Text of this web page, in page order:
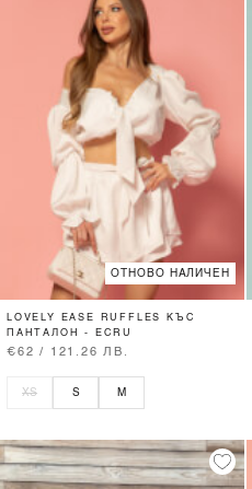
ОТНОВО НАЛИЧЕН
LOVELY EASE RUFFLES КЪС
ПАНТАЛОН - ECRU
€62 / 121.26 ЛВ.
XS S M